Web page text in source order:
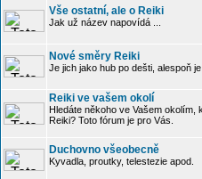
Vše ostatní, ale o Reiki
Jak už název napovídá ...
Nové směry Reiki
Je jich jako hub po dešti, alespoň
Reiki ve vašem okolí
Hledáte někoho ve Vašem okolím,
Reiki? Toto fórum je pro Vás.
Duchovno všeobecně
Kyvadla, proutky, telestezie apod.